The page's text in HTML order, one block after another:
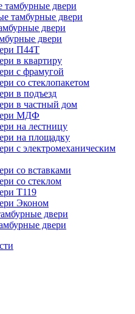
двери
тамбурные двери
двери
двери
П44Т
в квартиру
с фрамугой
со стеклопакетом
в подъезд
в частный дом
МДФ
на лестницу
на площадку
с электромеханическим
со вставками
со стеклом
Т119
Эконом
двери
двери